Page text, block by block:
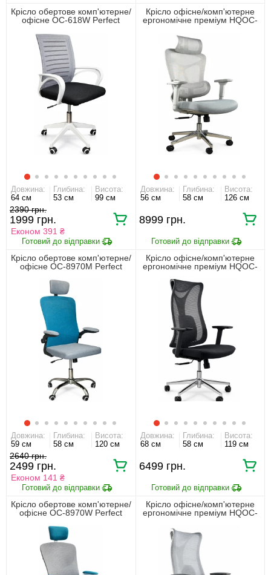
Крісло обертове комп'ютерне/
офісне OC-618W Perfect
Довжина:
64 см
Глибина:
53 см
Висота:
99 см
2390
1999
Економ 391 ₴
Крісло офісне/комп'ютерне
ергономічне преміум HQOC-
Довжина:
56 см
Глибина:
58 см
Висота:
126 см
8999
Крісло обертове комп'ютерне/
офісне OC-8970M Perfect
Довжина:
59 см
Глибина:
58 см
Висота:
120 см
2640
2499
Економ 141 ₴
Крісло офісне/комп'ютерне
ергономічне преміум HQOC-
Довжина:
68 см
Глибина:
58 см
Висота:
119 см
6499
Крісло обертове комп'ютерне/
офісне OC-8970W Perfect
Крісло офісне/комп'ютерне
ергономічне преміум HQOC-